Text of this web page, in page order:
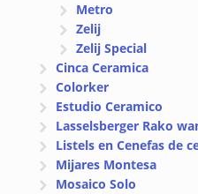
Metro
Zelij
Zelij Special
Cinca Ceramica
Colorker
Estudio Ceramico
Lasselsberger Rako
Listels en Cenefas de
Mijares Montesa
Mosaico Solo